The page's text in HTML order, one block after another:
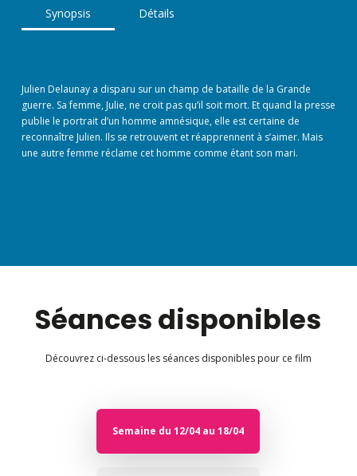
Synopsis Détails
Julien Delaunay a disparu sur un champ de bataille de la Grande
guerre. Sa femme, Julie, ne croit pas qu’il soit mort. Et quand la presse
publie le portrait d’un homme amnésique, elle est certaine de
reconnaître Julien. Ils se retrouvent et réapprennent à s’aimer. Mais
une autre femme réclame cet homme comme étant son mari.
Séances disponibles
Découvrez ci-dessous les séances disponibles pour ce film
Semaine du 12/04 au 18/04